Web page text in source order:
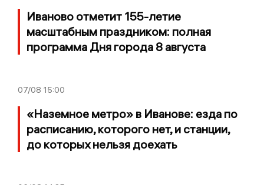
Иваново отметит 155-летие
масштабным праздником: полная
программа Дня города 8 августа
07/08 15:00
«Наземное метро» в Иванове: езда по
расписанию, которого нет, и станции,
до которых нельзя доехать